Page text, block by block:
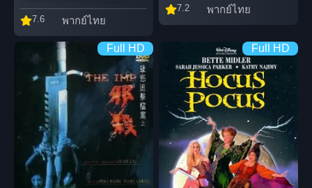
7.6 พากย์ไทย
7.2 พากย์ไทย
Full HD Full HD